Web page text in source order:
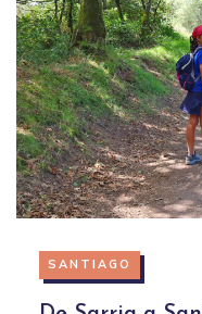
SANTIAGO